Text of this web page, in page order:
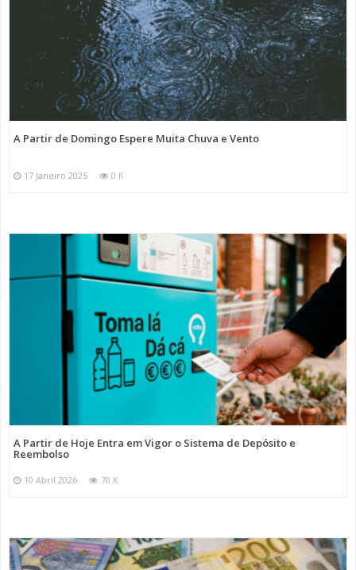
A Partir de Domingo Espere Muita Chuva e Vento
17 Janeiro 2025 0 K
A Partir de Hoje Entra em Vigor o Sistema de Depósito e
Reembolso
10 Abril 2026 70 K